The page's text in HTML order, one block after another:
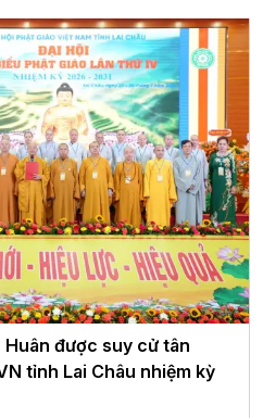
được suy cử tân
tỉnh Lai Châu nhiệm kỳ